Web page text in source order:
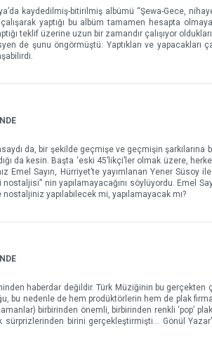
kaydedilmiş-bitirilmiş albümü “Şewa-Gece,
yaptığı bu albüm tamamen hesapta
teklif üzerine uzun bir zamandır çalışıyor
de şunu öngörmüştü: Yaptıkları ve yapacakları
da, bir şekilde geçmişe ve geçmişin şarkılarına
da kesin. Başta ‘eski 45’likçi’ler olmak üzere,
Emel Sayın, Hürriyet’te yayımlanan Yener Süsoy
nostaljisi” nin yapılamayacağını söylüyordu. Emel
yapılabilecek mi, yapılamayacak mı?
haberdar değildir. Türk Müziğinin bu
bu nedenle de hem prodüktörlerin hem de plak
birbirinden önemli, birbirinden renkli ‘pop’
sürprizlerinden birini gerçekleştirmişti… Gönül